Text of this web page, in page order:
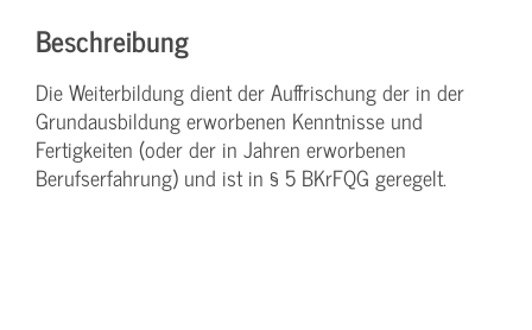
Beschreibung
Die Weiterbildung dient der Auffrischung der in der
Grundausbildung erworbenen Kenntnisse und
Fertigkeiten (oder der in Jahren erworbenen
Berufserfahrung) und ist in § 5 BKrFQG geregelt.